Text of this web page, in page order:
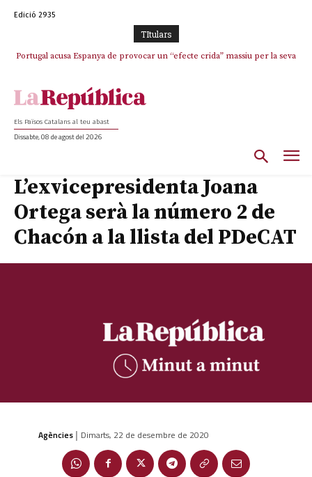
Edició 2935
TItulars
Portugal acusa Espanya de provocar un “efecte crida” massiu per la seva
Els Països Catalans al teu abast
Dissabte, 08 de agost del 2026
L’exvicepresidenta Joana
Ortega serà la número 2 de
Chacón a la llista del PDeCAT
Agències | Dimarts, 22 de desembre de 2020